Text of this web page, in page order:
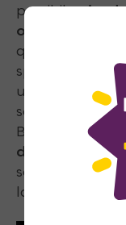
possibile,
ottimizzarla al
quando si ha
spesso basta
un open
sensazione di
Basterà poi
divisori
in una
separare gli
la zona notte